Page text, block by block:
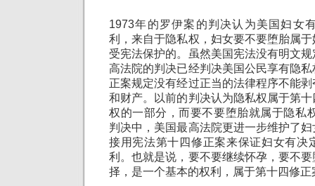
1973年的罗伊案的判决认为美国妇女
利，来自于隐私权，妇女要不要堕胎属
受宪法保护的。虽然美国宪法没有明文
高法院的判决已经判决美国公民享有隐
正案规定没有经过正当的法律程序不能
和财产。以前的判决认为隐私权属于第
权的一部分，而要不要堕胎就属于隐私
判决中，美国最高法院更进一步维护了
接用宪法第十四修正案来保证妇女有决
利。也就是说，要不要继续怀孕，要不
择，是一个基本的权利，属于第十四修